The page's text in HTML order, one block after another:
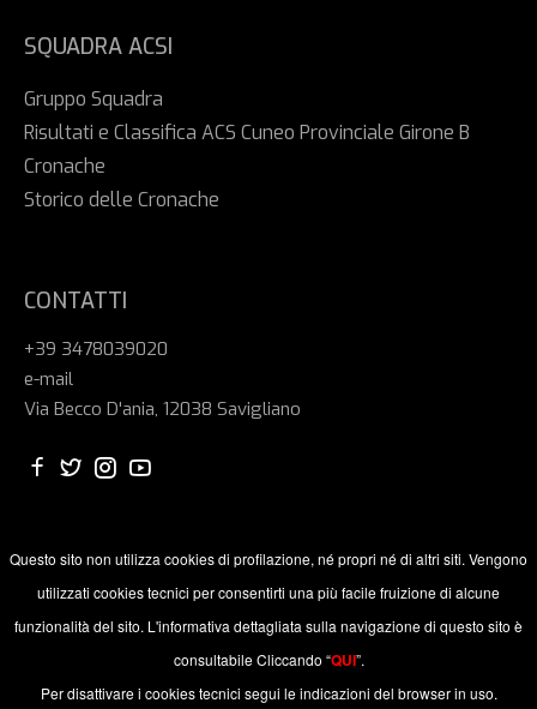
SQUADRA ACSI
Gruppo Squadra
Risultati e Classifica ACS Cuneo Provinciale Girone B
Cronache
Storico delle Cronache
CONTATTI
+39 3478039020
e-mail
Via Becco D'ania, 12038 Savigliano
© 2024 ALBATROS SAVIGLIANO ASD P. IVA: 03957630043 /
C.F.: 94051110040. All Rights Reserved. Edited and maintained
Questo sito non utilizza cookies di profilazione, né propri né di altri siti. Vengono
utilizzati cookies tecnici per consentirti una più facile fruizione di alcune
funzionalità del sito. L'informativa dettagliata sulla navigazione di questo sito è
consultabile Cliccando “QUI”.
Per disattivare i cookies tecnici segui le indicazioni del browser in uso.